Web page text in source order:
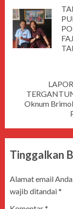
Oknum
Tinggalkan
Alamat email
wajib ditandai*